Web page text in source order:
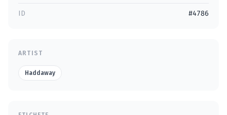
ID #4786
ARTIST
Haddaway